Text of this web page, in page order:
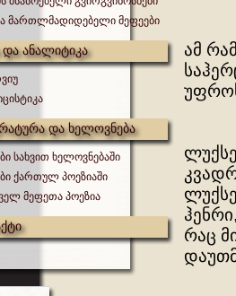
მართლმადიდებელი მეფეები
და ანალიტიკა
და ხელოვნება
სახვით ხელოვნებაში
ქართულ პოეზიაში
მეფეთა პოეზია
ამ
რაც